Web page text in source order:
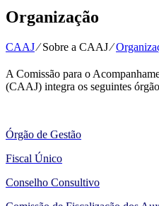
Organização
CAAJ⁄Sobre a CAAJ⁄
A Comissão para o
(CAAJ) integra os seguintes
Órgão de Gestão
Fiscal Único
Conselho Consultivo